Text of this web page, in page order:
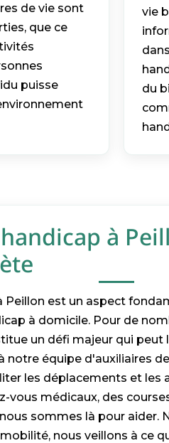
de vie sont
que ce
puisse
vie
du
à
Peillon est un aspect
à domicile. Pour de
un défi majeur qui
notre équipe d'auxiliaires
les déplacements et les
vous médicaux, des
sommes là pour
nous veillons à ce